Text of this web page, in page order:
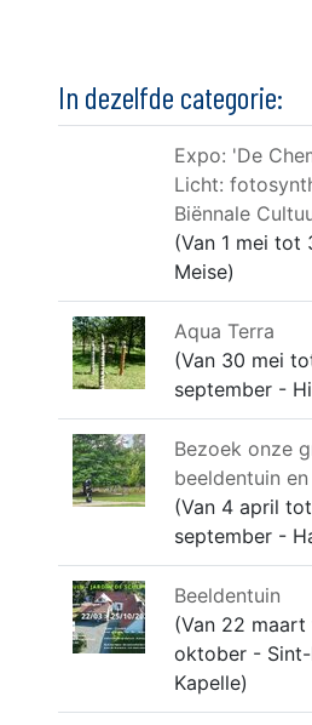
In dezelfde categorie:
Expo: 'De
Licht:
Biënnale
(Van 1 mei tot
Meise)
Aqua Terra
(Van 30 mei
september -
Bezoek onze
beeldentuin
(Van 4 april
september -
Beeldentuin
(Van 22
oktober -
Kapelle)